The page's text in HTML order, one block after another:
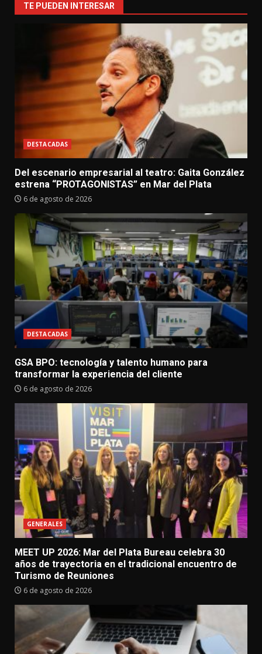
TE PUEDEN INTERESAR
DESTACADAS
Del escenario empresarial al teatro: Gaita González
estrena “PROTAGONISTAS” en Mar del Plata
6 de agosto de 2026
DESTACADAS
GSA BPO: tecnología y talento humano para
transformar la experiencia del cliente
6 de agosto de 2026
GENERALES
MEET UP 2026: Mar del Plata Bureau celebra 30
años de trayectoria en el tradicional encuentro de
Turismo de Reuniones
6 de agosto de 2026